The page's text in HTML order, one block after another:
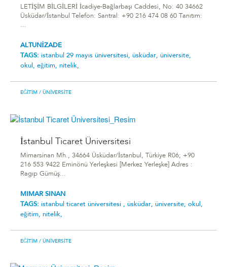
LETİŞİM BİLGİLERİ İcadiye-Bağlarbaşı Caddesi, No: 40 34662
Üsküdar/İstanbul Telefon: Santral: +90 216 474 08 60 Tanıtım:
...
ALTUNİZADE
TAGS: i̇stanbul 29 mayıs üniversitesi, üsküdar, üniversite,
okul, eğitim, nitelik,
EĞITIM / ÜNIVERSITE
İstanbul Ticaret Üniversitesi
Mimarsinan Mh., 34664 Üsküdar/İstanbul, Türkiye R06; +90
216 553 9422 Eminönü Yerleşkesi [Merkez Yerleşke] Adres :
Ragıp Gümüş...
MIMAR SINAN
TAGS: i̇stanbul ticaret üniversitesi , üsküdar, üniversite, okul,
eğitim, nitelik,
EĞITIM / ÜNIVERSITE